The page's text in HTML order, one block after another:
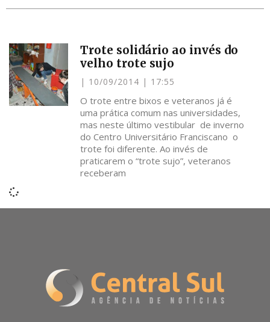
Trote solidário ao invés do
velho trote sujo
10/09/2014 17:55
O trote entre bixos e veteranos já é
uma prática comum nas universidades,
mas neste último vestibular de inverno
do Centro Universitário Franciscano o
trote foi diferente. Ao invés de
praticarem o “trote sujo”, veteranos
receberam